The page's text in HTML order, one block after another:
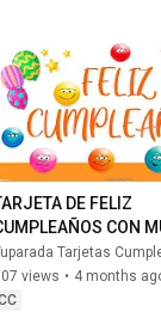
DE FELIZ
CON
LOS CUMPLAS
Tarjetas
views • 4 months